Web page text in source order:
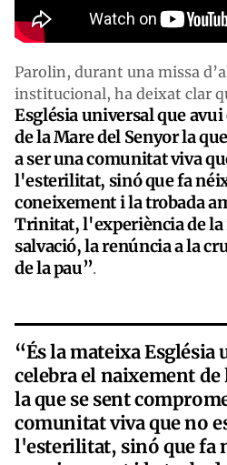
Parolin, durant una missa
institucional, ha deixat clar
Església universal que
de la Mare del Senyor la
a ser una comunitat viva
l'esterilitat, sinó que fa
coneixement i la trobada
Trinitat, l'experiència de la
salvació, la renúncia a la
de la pau”.
“És la mateixa Església
celebra el naixement de
la que se sent
comunitat viva que no
l'esterilitat, sinó que fa